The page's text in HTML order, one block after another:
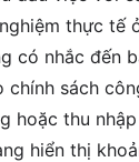
thực tế
có nhắc đến
chính sách
hoặc thu
hiển thị